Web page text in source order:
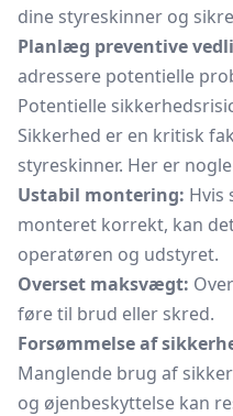
dine styreskinner og
Planlæg preventive
adressere potentielle
Potentielle
Sikkerhed er en kritisk
styreskinner. Her er
Ustabil montering: Hvis
monteret korrekt, kan
operatøren og udstyret.
Overset maksvægt:
føre til brud eller skred.
Forsømmelse af
Manglende brug af
og øjenbeskyttelse kan